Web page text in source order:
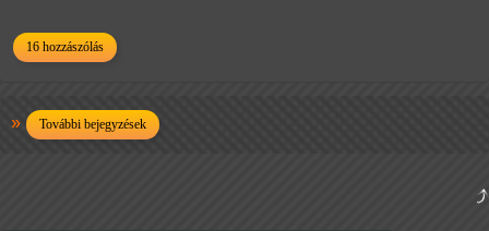
16 hozzászólás
További bejegyzések